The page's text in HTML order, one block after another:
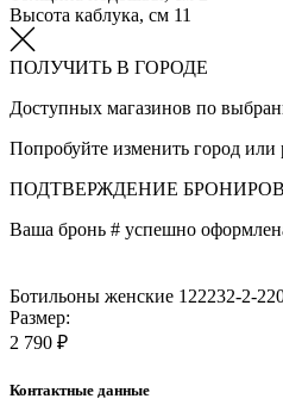
Высота каблука, см 11
ПОЛУЧИТЬ В ГОРОДЕ
Доступных магазинов по
Попробуйте изменить город или
ПОДТВЕРЖДЕНИЕ
Ваша бронь # успешно
Ботильоны женские 122232-2-
Размер:
2 790 ₽
Контактные данные